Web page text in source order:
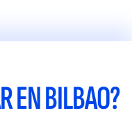
EN BILBAO?